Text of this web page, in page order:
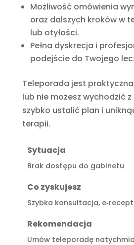
Możliwość omówienia
oraz dalszych kroków w
lub otyłości.
Pełna dyskrecja i
podejście do Twojego
Teleporada jest
lub nie możesz wychodzić
szybko ustalić plan i
terapii.
Sytuacja
Brak dostępu do gabinetu
Co zyskujesz
Szybka konsultacja,
Rekomendacja
Umów teleporadę